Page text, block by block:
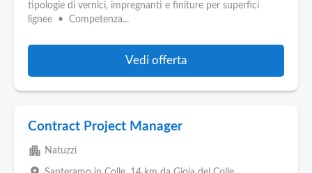
tipologie di vernici, impregnanti e finiture per superfici
lignee • Competenza...
Vedi offerta
Contract Project Manager
apartment Natuzzi